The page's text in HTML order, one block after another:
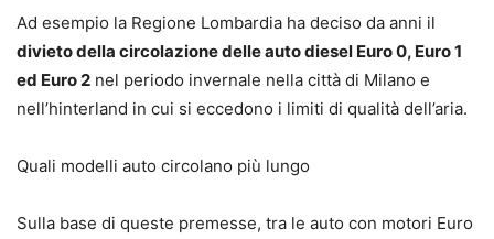
Ad esempio la Regione Lombardia ha deciso da anni il
divieto della circolazione delle auto diesel Euro 0, Euro 1
ed Euro 2 nel periodo invernale nella città di Milano e
nell’hinterland in cui si eccedono i limiti di qualità dell’aria.
Quali modelli auto circolano più lungo
Sulla base di queste premesse, tra le auto con motori Euro